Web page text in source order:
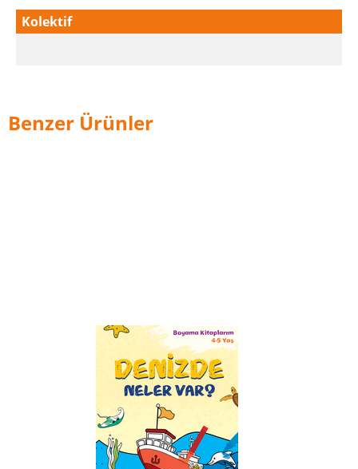
Kolektif
Benzer Ürünler